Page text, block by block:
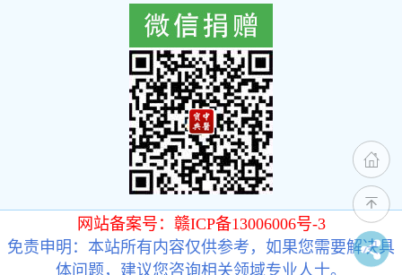
网站备案号：赣ICP备13006006号-3
免责申明：本站所有内容仅供参考，如果您需要解决具
体问题，建议您咨询相关领域专业人士。